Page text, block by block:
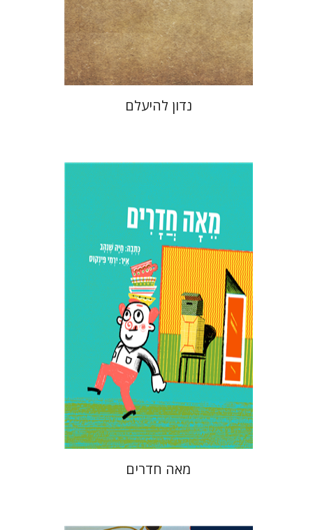
הנחת אתר ספר מודפס
$28
$25
נדון להיעלם
חיה שנהב
הנחת אתר ספר מודפס
$26
$23
מאה חדרים